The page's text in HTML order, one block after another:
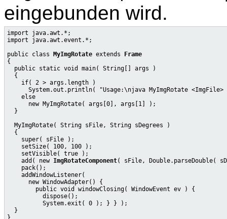
eingebunden wird.
import java.awt.*;
import java.awt.event.*;
public class
MyImgRotate extends
Frame
{
  public static void main( String[] args )
  {
    if( 2 > args.length )
System.out.println( "Usage:\njava MyImgRotate
    else
      new MyImgRotate( args[0], args[1] );
  }
  MyImgRotate( String sFile, String sDegrees )
  {
    super( sFile );
    setSize( 100, 100 );
    setVisible( true );
    add( new
ImgRotateComponent( sFile, Double.parseDouble(
    pack();
    addWindowListener(
      new WindowAdapter() {
        public void windowClosing( WindowEvent ev ) {
          dispose();
          System.exit( 0 ); } } );
  }